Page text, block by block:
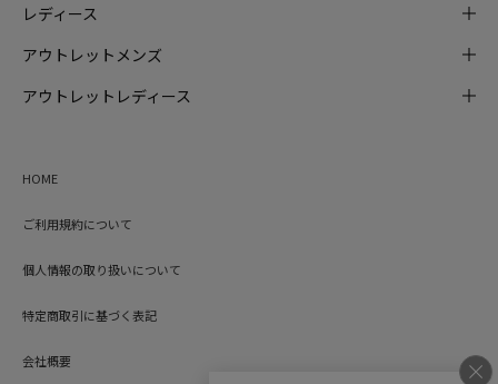
レディース
アウトレットメンズ
アウトレットレディース
HOME
ご利用規約について
個人情報の取り扱いについて
特定商取引に基づく表記
会社概要